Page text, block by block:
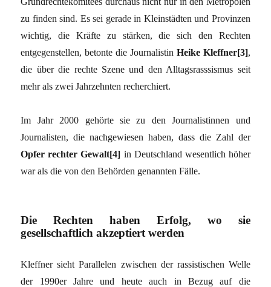
zu finden sind. Es sei gerade in Kleinstädten und Provinzen
wichtig, die Kräfte zu stärken, die sich den Rechten
entgegenstellen, betonte die Journalistin Heike Kleffner[3],
die über die rechte Szene und den Alltagsrasssismus seit
mehr als zwei Jahrzehnten recherchiert.
Im Jahr 2000 gehörte sie zu den Journalistinnen und
Journalisten, die nachgewiesen haben, dass die Zahl der
Opfer rechter Gewalt[4] in Deutschland wesentlich höher
war als die von den Behörden genannten Fälle.
Die Rechten haben Erfolg, wo sie
gesellschaftlich akzeptiert werden
Kleffner sieht Parallelen zwischen der rassistischen Welle
der 1990er Jahre und heute auch in Bezug auf die